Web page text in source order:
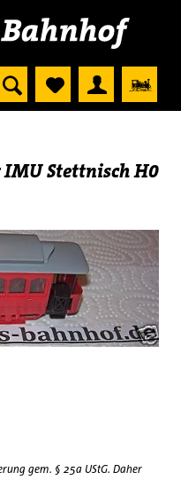
Stettnisch H0
gem. § 25a UStG. Daher